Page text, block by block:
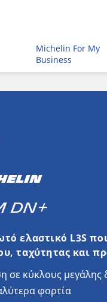
Michelin For My
Business
DN+
ελαστικό L3S
ταχύτητας και
σε κύκλους μεγάλης
φορτία